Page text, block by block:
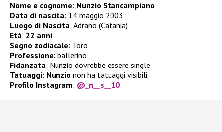
Nome e cognome: Nunzio Stancampiano
Data di nascita: 14 maggio 2003
Luogo di Nascita: Adrano (Catania)
Età: 22 anni
Segno zodiacale: Toro
Professione: ballerino
Fidanzata: Nunzio dovrebbe essere single
Tatuaggi: Nunzio non ha tatuaggi visibili
Profilo Instagram: @_n__s__10